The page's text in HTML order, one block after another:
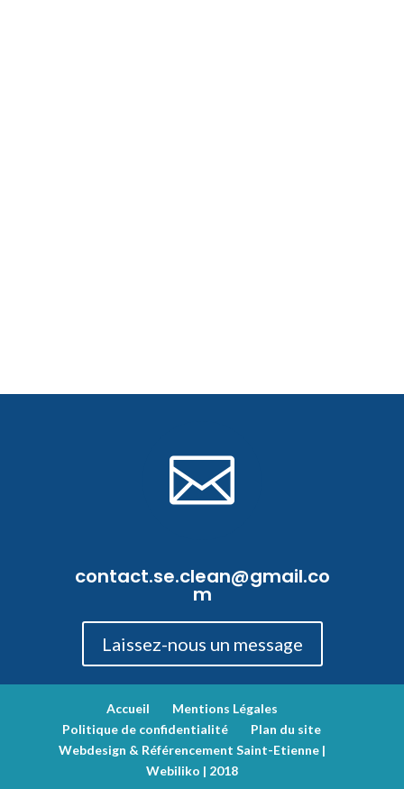

contact.se.clean@gmail.co
m
Laissez-nous un message
Accueil
Mentions Légales
Politique de confidentialité
Plan du site
Webdesign & Référencement Saint-Etienne |
Webiliko | 2018